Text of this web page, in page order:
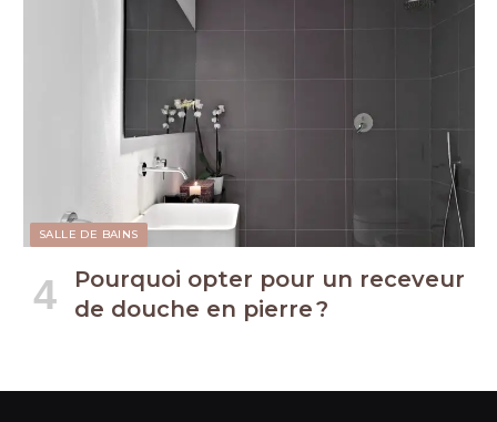
SALLE DE BAINS
Pourquoi opter pour un receveur
de douche en pierre ?